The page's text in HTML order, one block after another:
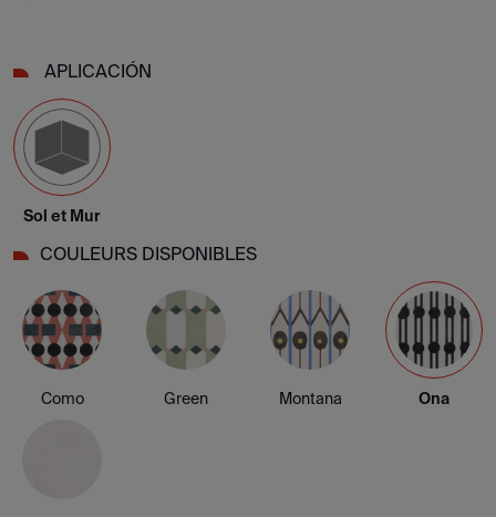
APLICACIÓN
Sol et Mur
COULEURS DISPONIBLES
Como Green Montana Ona